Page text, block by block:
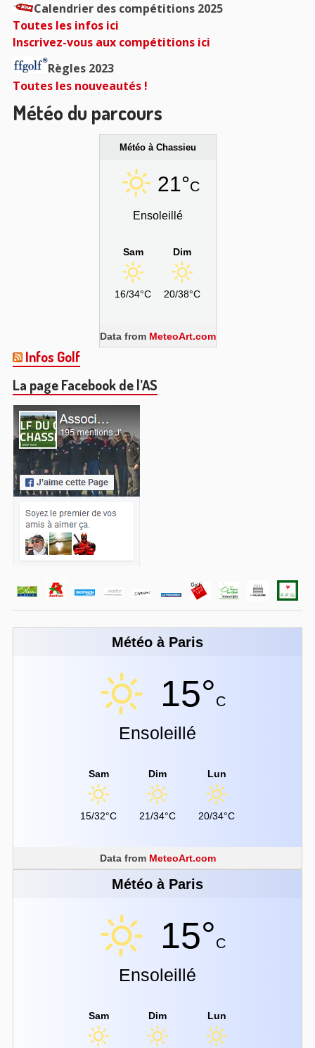
Calendrier des compétitions 2025
Toutes les infos ici
Inscrivez-vous aux compétitions ici
Règles 2023
Toutes les nouveautés !
Météo du parcours
Météo à Chassieu
21°C
Ensoleillé
Sam
16/34°C
Dim
20/38°C
Data from MeteoArt.com
Infos Golf
La page Facebook de l’AS
Météo à Paris
15°C
Ensoleillé
Sam
15/32°C
Dim
21/34°C
Lun
20/34°C
Data from MeteoArt.com
Météo à Paris
15°C
Ensoleillé
Sam Dim Lun